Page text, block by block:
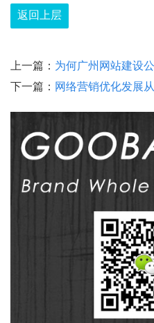
返回上层
上一篇： 为何广州网站建设
下一篇： 网络营销优化发展